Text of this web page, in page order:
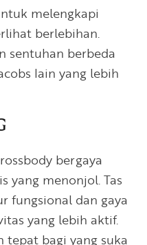
melengkapi
berlebihan.
sentuhan berbeda
lain yang lebih
bergaya
yang menonjol. Tas
fungsional dan gaya
yang lebih aktif.
bagi yang suka